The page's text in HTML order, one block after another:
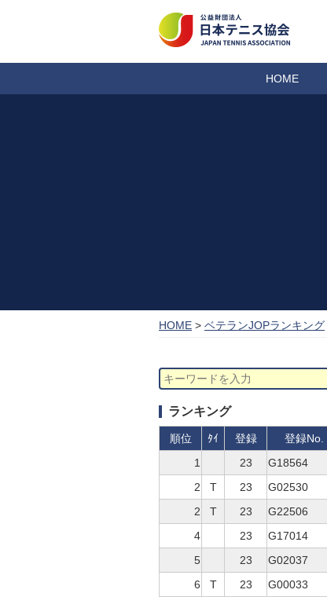
HOME
HOME > ベテランJOPランキング
ランキング
順位 ﾀｲ 登録 登録No.
1
23 G18564
2
T 23 G02530
2
T 23 G22506
4
23 G17014
5
23 G02037
6
T 23 G00033